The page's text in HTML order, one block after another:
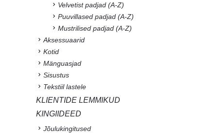
Velvetist padjad (A-Z)
Puuvillased padjad (A-Z)
Mustrilised padjad (A-Z)
Aksessuaarid
Kotid
Mänguasjad
Sisustus
Tekstiil lastele
KLIENTIDE LEMMIKUD
KINGIIDEED
Jõulukingitused